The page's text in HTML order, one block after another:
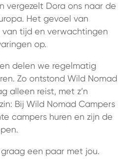
vergezelt Dora ons naar de
Het gevoel van
tijd en verwachtingen
op.
delen we regelmatig
Zo ontstond Wild Nomad
alleen reist, met z’n
Bij Wild Nomad Campers
campers huren en zijn de
een paar met jou.